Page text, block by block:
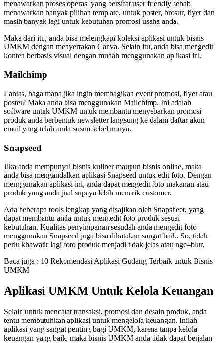
menawarkan proses operasi yang bersifat user friendly sebab
menawarkan banyak pilihan template, untuk poster, brosur, flyer dan
masih banyak lagi untuk kebutuhan promosi usaha anda.
Maka dari itu, anda bisa melengkapi koleksi aplikasi untuk bisnis
UMKM dengan menyertakan Canva. Selain itu, anda bisa mengedit
konten berbasis visual dengan mudah menggunakan aplikasi ini.
Mailchimp
Lantas, bagaimana jika ingin membagikan event promosi, flyer atau
poster? Maka anda bisa menggunakan Mailchimp. Ini adalah
software untuk UMKM untuk membantu menyebarkan promosi
produk anda berbentuk newsletter langsung ke dalam daftar akun
email yang telah anda susun sebelumnya.
Snapseed
Jika anda mempunyai bisnis kuliner maupun bisnis online, maka
anda bisa mengandalkan aplikasi Snapseed untuk edit foto. Dengan
menggunakan aplikasi ini, anda dapat mengedit foto makanan atau
produk yang anda jual supaya lebih menarik customer.
Ada beberapa tools lengkap yang disajikan oleh Snapsheet, yang
dapat membantu anda untuk mengedit foto produk sesuai
kebutuhan. Kualitas penyimpanan sesudah anda mengedit foto
menggunakan Snapseed juga bisa dikatakan sangat baik. So, tidak
perlu khawatir lagi foto produk menjadi tidak jelas atau nge–blur.
Baca juga : 10 Rekomendasi Aplikasi Gudang Terbaik untuk Bisnis
UMKM
Aplikasi UMKM Untuk Kelola Keuangan
Selain untuk mencatat transaksi, promosi dan desain produk, anda
tentu membutuhkan aplikasi untuk mengelola keuangan. Inilah
aplikasi yang sangat penting bagi UMKM, karena tanpa kelola
keuangan yang baik, maka bisnis UMKM anda tidak dapat berjalan